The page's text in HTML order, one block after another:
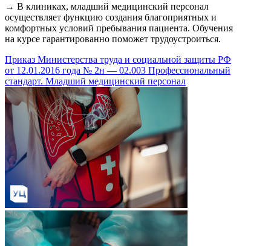
→ В клиниках, младший медицинский персонал
осуществляет функцию создания благоприятных и
комфортных условий пребывания пациента. Обучения
на курсе гарантированно поможет трудоустроиться.
Приказ Министерства труда и социальной защиты РФ
от 12.01.2016 года № 2н — 02.003 Профессиональный
стандарт. Младший медицинский персонал